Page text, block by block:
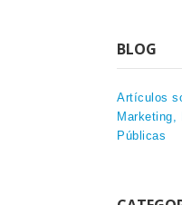
BLOG
Artículos
Marketing,
Públicas